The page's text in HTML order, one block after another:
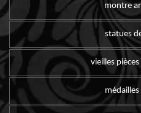
montre
statues
vieilles